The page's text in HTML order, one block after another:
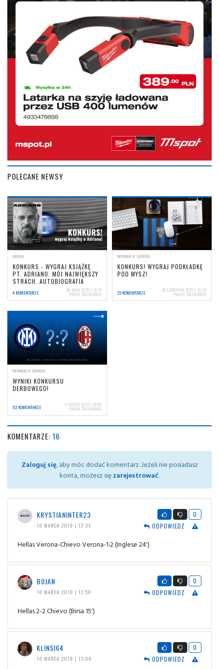
POLECANE NEWSY
OGÓLNA
KONKURS - WYGRAJ KSIĄŻKĘ
PT. ADRIANO. MÓJ NAJWIĘKSZY
STRACH. AUTOBIOGRAFIA
4 KOMENTARZE 30 MAJA 2025 | 16:15
PAWEŁ ŚWINARSKI
INFORMACJE SERWISU
KONKURS! WYGRAJ PODKŁADKĘ
POD MYSZ!
23 KOMENTARZE 25 LISTOPADA 2023 | 10:22
PAWEŁ ŚWINARSKI
INFORMACJE SERWISU
WYNIKI KONKURSU
DERBOWEGO!
92 KOMENTARZE 5 LUTEGO 2022 | 16:59
PAWEŁ ŚWINARSKI
KOMENTARZE: 16
Zaloguj się, aby móc dodać komentarz. Jeżeli nie posiadasz
konta, możesz sięzarejestrować.
KRYSTIANINTER23
10 MARCA 2018 | 12:33
0
ODPOWIEDZ
Hellas Verona-Chievo Verona-1:2 (Inglese 24')
B0JAN
10 MARCA 2018 | 12:50
0
ODPOWIEDZ
Hellas 2-2 Chievo (Birsa 15')
KLINSI64
10 MARCA 2018 | 13:04
0
ODPOWIEDZ